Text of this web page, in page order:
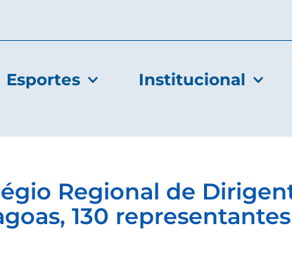
Esportes Institucional
Regional de
130